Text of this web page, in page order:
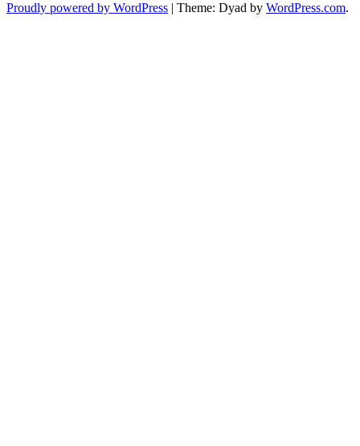
Proudly powered by WordPress | Theme: Dyad by WordPress.com.